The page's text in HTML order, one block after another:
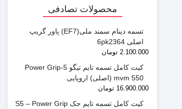
محصولات تصادفی
تسمه دینام سمند ملی(EF7) پاور گریپ
اصلی 6pk2364
2.100.000 تومان
کیت کامل تسمه تایم تیگو 5-Power Grip
mvm 550 (اصلی) اروپایی
16.900.000 تومان
کیت کامل تسمه تایم جک S5 – Power Grip